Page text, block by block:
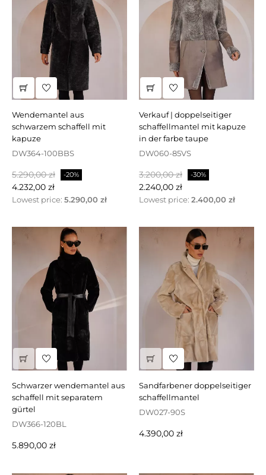
wendemantel aus
schwarzem schaffell mit
kapuze
DW364-100BBS
Regulärer
Preis
5.290,00 zł -20%
4.232,00 zł
Lowest price: 5.290,00 zł
verkauf | doppelseitiger
schaffellmantel mit kapuze
in der farbe taupe
DW060-85VS
Regulärer
Preis
3.200,00 zł -30%
2.240,00 zł
Lowest price: 2.400,00 zł
schwarzer wendemantel aus
schaffell mit separatem
gürtel
DW366-120BL
Preis
5.890,00 zł
sandfarbener doppelseitiger
schaffellmantel
DW027-90S
Preis
4.390,00 zł